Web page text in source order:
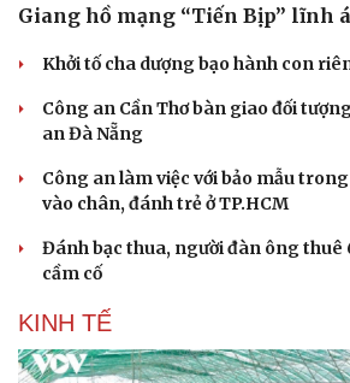
Giang hồ mạng “Tiến Bịp” lĩnh
Khởi tố cha dượng bạo hành con
Công an Cần Thơ bàn giao đối
an Đà Nẵng
Công an làm việc với bảo mẫu
vào chân, đánh trẻ ở TP.HCM
Đánh bạc thua, người đàn ông thuê
cầm cố
KINH TẾ